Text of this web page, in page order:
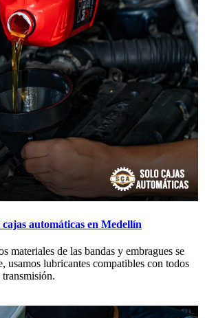
automáticas en Medellín
materiales de las bandas y embragues se
usamos lubricantes compatibles con todos
transmisión.